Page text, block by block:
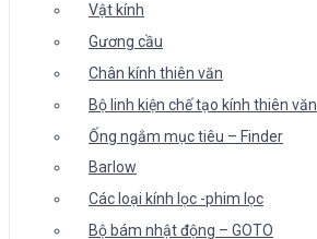
Vật kính
Gương cầu
Chân kính thiên văn
Bộ linh kiện chế tạo kính thiên văn
Ống ngắm mục tiêu – Finder
Barlow
Các loại kính lọc -phim lọc
Bộ bám nhật động – GOTO